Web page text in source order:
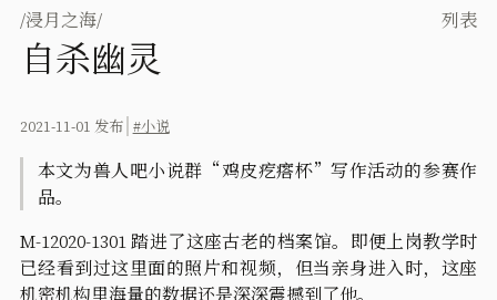
/浸月之海/ 列表
自杀幽灵
2021-11-01 发布 #小说
本文为兽人吧小说群“鸡皮疙瘩杯”写作活动的参赛作
品。
M-12020-1301 踏进了这座古老的档案馆。即便上岗教学时
已经看到过这里面的照片和视频，但当亲身进入时，这座
机密机构里海量的数据还是深深震撼到了他。